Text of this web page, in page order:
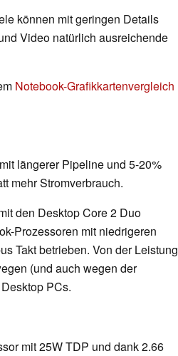
können mit geringen Details
Video natürlich ausreichende
Notebook-Grafikkartenvergleich
längerer Pipeline und 5-20%
mehr Stromverbrauch.
den Desktop Core 2 Duo
Prozessoren mit niedrigeren
Takt betrieben. Von der Leistung
(und auch wegen der
PCs.
mit 25W TDP und dank 2.66